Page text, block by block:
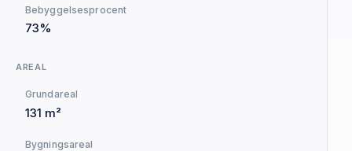
Bebyggelsesprocent
73%
AREAL
Grundareal
131 m²
Bygningsareal